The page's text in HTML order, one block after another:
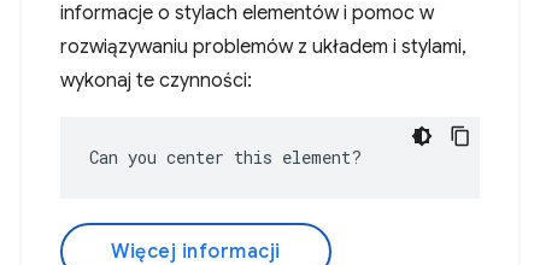
informacje o stylach elementów i pomoc w
rozwiązywaniu problemów z układem i stylami,
wykonaj te czynności:
Can you center this element?
Więcej informacji